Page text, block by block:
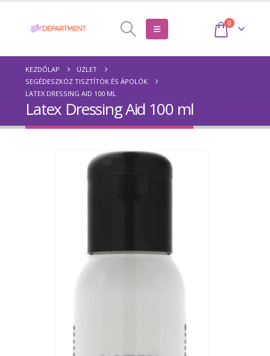
0
KEZDŐLAP
ÜZLET
SEGÉDESZKÖZ TISZTÍTÓK ÉS ÁPOLÓK
LATEX DRESSING AID 100 ML
Latex Dressing Aid 100 ml